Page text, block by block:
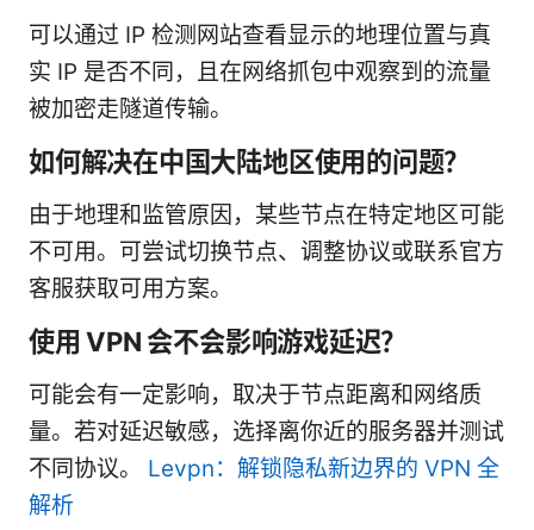
可以通过 IP 检测网站查看显示的地理位置与真
实 IP 是否不同，且在网络抓包中观察到的流量
被加密走隧道传输。
如何解决在中国大陆地区使用的问题？
由于地理和监管原因，某些节点在特定地区可能
不可用。可尝试切换节点、调整协议或联系官方
客服获取可用方案。
使用 VPN 会不会影响游戏延迟？
可能会有一定影响，取决于节点距离和网络质
量。若对延迟敏感，选择离你近的服务器并测试
不同协议。 Levpn：解锁隐私新边界的 VPN 全
解析